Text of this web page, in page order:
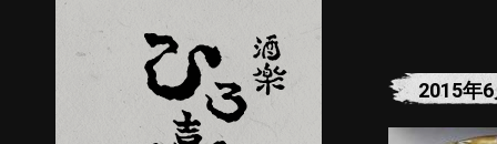
2015年